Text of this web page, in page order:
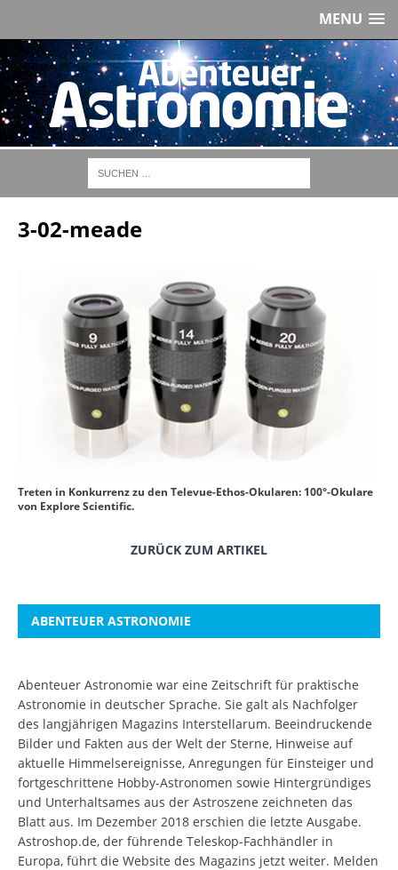
MENU
3-02-meade
Treten in Konkurrenz zu den Televue-Ethos-Okularen: 100°-Okulare
von Explore Scientific.
ZURÜCK ZUM ARTIKEL
ABENTEUER ASTRONOMIE
Abenteuer Astronomie war eine Zeitschrift für praktische
Astronomie in deutscher Sprache. Sie galt als Nachfolger
des langjährigen Magazins Interstellarum. Beeindruckende
Bilder und Fakten aus der Welt der Sterne, Hinweise auf
aktuelle Himmelsereignisse, Anregungen für Einsteiger und
fortgeschrittene Hobby-Astronomen sowie Hintergründiges
und Unterhaltsames aus der Astroszene zeichneten das
Blatt aus. Im Dezember 2018 erschien die letzte Ausgabe.
Astroshop.de, der führende Teleskop-Fachhändler in
Europa, führt die Website des Magazins jetzt weiter. Melden